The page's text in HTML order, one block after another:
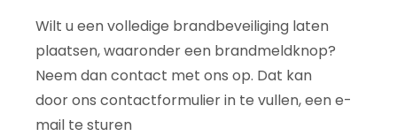
Wilt u een volledige brandbeveiliging laten
plaatsen, waaronder een brandmeldknop?
Neem dan contact met ons op. Dat kan
door ons contactformulier in te vullen, een e-
mail te sturen